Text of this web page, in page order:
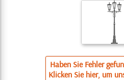
Haben Sie Fehler
Klicken Sie hier, um